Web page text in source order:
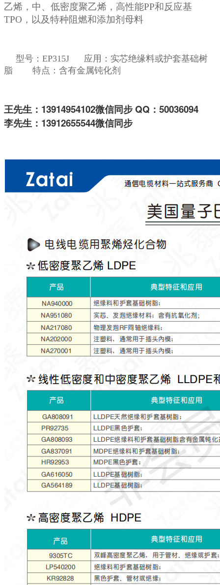
乙烯，中、低密度聚乙烯，高性能PP和反应基
TPO，以及特种阻燃和添加剂母料
型号：EP315J 应用： 实芯绝缘料或护套基础树
脂 特点：含有金属钝化剂
王先生：13914954102微信同步 QQ：50036094
李先生：13912655544微信同步